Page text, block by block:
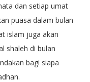
dan setiap umat
puasa dalam bulan
islam juga akan
shaleh di bulan
bagi siapa